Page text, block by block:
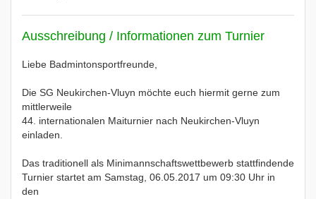
Ausschreibung / Informationen zum Turnier
Liebe Badmintonsportfreunde,
Die SG Neukirchen-Vluyn möchte euch hiermit gerne zum
mittlerweile
44. internationalen Maiturnier nach Neukirchen-Vluyn
einladen.
Das traditionell als Minimannschaftswettbewerb stattfindende
Turnier startet am Samstag, 06.05.2017 um 09:30 Uhr in
den